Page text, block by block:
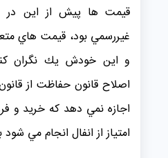
قيمت ها پيش از اين در
غيررسمي بود، قيمت هاي
و اين خودش يك نگران
اصلاح قانون حفاظت از
اجازه نمي دهد كه خريد و
امتياز از انفال انجام مي